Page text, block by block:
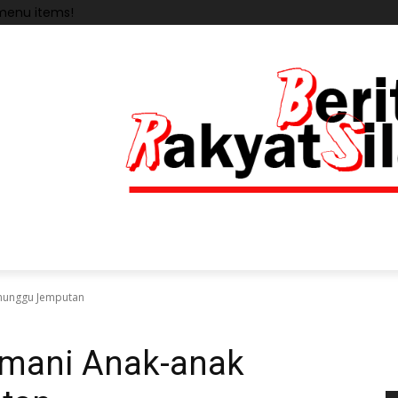
items!
Jemputan
Anak-anak